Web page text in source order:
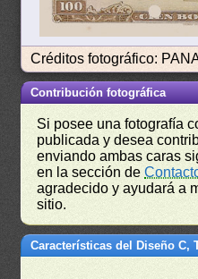
Créditos fotográfico:
Contribución fotográfica
Si posee una fotografía
publicada y desea
enviando ambas caras
en la sección de
agradecido y ayudará a
sitio.
Características del Diseño C,